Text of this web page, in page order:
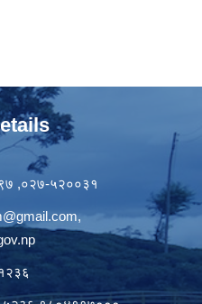
,०२७-५२००३१
,